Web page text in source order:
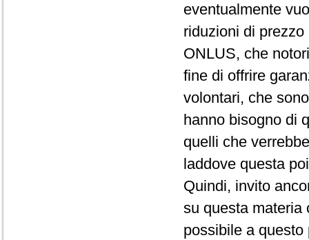
eventualmente
riduzioni di
ONLUS, che
fine di offrire
volontari, che
hanno bisogno di
quelli che
laddove questa
Quindi, invito
su questa materia
possibile a